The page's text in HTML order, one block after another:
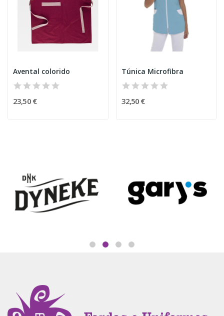
Avental colorido
23,50 €
Túnica Microfibra
32,50 €